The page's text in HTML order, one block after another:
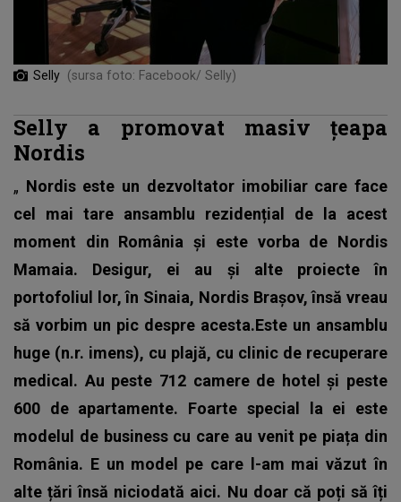
Selly (sursa foto: Facebook/ Selly)
Selly a promovat masiv țeapa
Nordis
„ Nordis este un dezvoltator imobiliar care face
cel mai tare ansamblu rezidențial de la acest
moment din România și este vorba de Nordis
Mamaia. Desigur, ei au și alte proiecte în
portofoliul lor, în Sinaia, Nordis Brașov, însă vreau
să vorbim un pic despre acesta.Este un ansamblu
huge (n.r. imens), cu plajă, cu clinic de recuperare
medical. Au peste 712 camere de hotel și peste
600 de apartamente. Foarte special la ei este
modelul de business cu care au venit pe piața din
România. E un model pe care l-am mai văzut în
alte țări însă niciodată aici. Nu doar că poți să îți